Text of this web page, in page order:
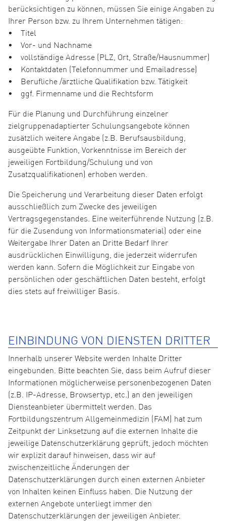
berücksichtigen zu können, müssen Sie einige Angaben zu
Ihrer Person bzw. zu Ihrem Unternehmen tätigen:
• Titel
• Vor- und Nachname
• vollständige Adresse (PLZ, Ort, Straße/Hausnummer)
• Kontaktdaten (Telefonnummer und Emailadresse)
• Berufliche /ärztliche Qualifikation bzw. Tätigkeit
• ggf. Firmenname und die Rechtsform
Für die Planung und Durchführung einzelner
zielgruppenadaptierter Schulungsangebote können
zusätzlich weitere Angabe (z.B. Berufsausbildung,
ausgeübte Funktion, Vorkenntnisse im Bereich der
jeweiligen Fortbildung/Schulung und von
Zusatzqualifikationen) erhoben werden.
Die Speicherung und Verarbeitung dieser Daten erfolgt
ausschließlich zum Zwecke des jeweiligen
Vertragsgegenstandes. Eine weiterführende Nutzung (z.B.
für die Zusendung von Informationsmaterial) oder eine
Weitergabe Ihrer Daten an Dritte Bedarf Ihrer
ausdrücklichen Einwilligung, die jederzeit widerrufen
werden kann. Sofern die Möglichkeit zur Eingabe von
persönlichen oder geschäftlichen Daten besteht, erfolgt
dies stets auf freiwilliger Basis.
EINBINDUNG VON DIENSTEN DRITTER
Innerhalb unserer Website werden Inhalte Dritter
eingebunden. Bitte beachten Sie, dass beim Aufruf dieser
Informationen möglicherweise personenbezogenen Daten
(z.B. IP-Adresse, Browsertyp, etc.) an den jeweiligen
Diensteanbieter übermittelt werden. Das
Fortbildungszentrum Allgemeinmedizin (FAM) hat zum
Zeitpunkt der Linksetzung auf die externen Inhalte die
jeweilige Datenschutzerklärung geprüft, jedoch möchten
wir explizit darauf hinweisen, dass wir auf
zwischenzeitliche Änderungen der
Datenschutzerklärungen durch einen externen Anbieter
von Inhalten keinen Einfluss haben. Die Nutzung der
externen Angebote unterliegt immer den
Datenschutzerklärungen der jeweiligen Anbieter.